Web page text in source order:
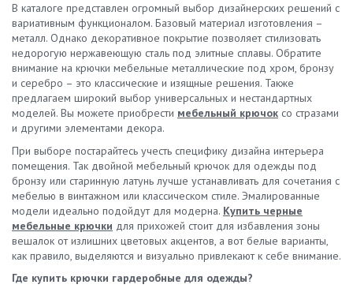
В каталоге представлен огромный выбор дизайнерских решений с
вариативным функционалом. Базовый материал изготовления –
металл. Однако декоративное покрытие позволяет стилизовать
недорогую нержавеющую сталь под элитные сплавы. Обратите
внимание на крючки мебельные металлические под хром, бронзу
и серебро – это классические и изящные решения. Также
предлагаем широкий выбор универсальных и нестандартных
моделей. Вы можете приобрести мебельный крючок со стразами
и другими элементами декора.
При выборе постарайтесь учесть специфику дизайна интерьера
помещения. Так двойной мебельный крючок для одежды под
бронзу или старинную латунь лучше устанавливать для сочетания с
мебелью в винтажном или классическом стиле. Эмалированные
модели идеально подойдут для модерна. Купить черные
мебельные крючки для прихожей стоит для избавления зоны
вешалок от излишних цветовых акцентов, а вот белые варианты,
как правило, выделяются и визуально привлекают к себе внимание.
Где купить крючки гардеробные для одежды?